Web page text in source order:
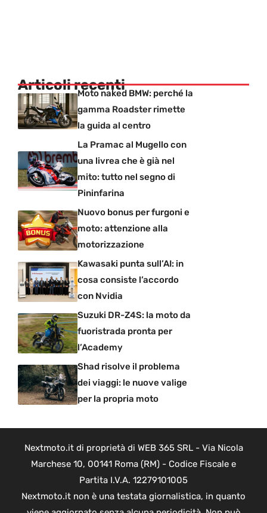
Articoli recentiMoto naked BMW: perché la
gamma Roadster rimette
la guida al centro
La Pramac al Mugello con
una livrea che è già nel
mito: tutto nel segno di
Pininfarina
Nuovo bonus per furgoni e
moto: attenzione alla
motorizzazione
Kawasaki punta sull’AI: in
cosa consiste l’accordo
con Nvidia
Suzuki DR-Z4S: la moto da
fuoristrada pronta per
l’Academy
Shad risolve il problema
dei viaggi: le nuove valige
per la propria moto
Nextmoto.it di proprietà di WEB 365 SRL - Via Nicola
Marchese 10, 00141 Roma (RM) - Codice Fiscale e
Partita I.V.A. 12279101005
Nextmoto.it non è una testata giornalistica, in quanto